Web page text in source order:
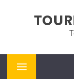
Primary